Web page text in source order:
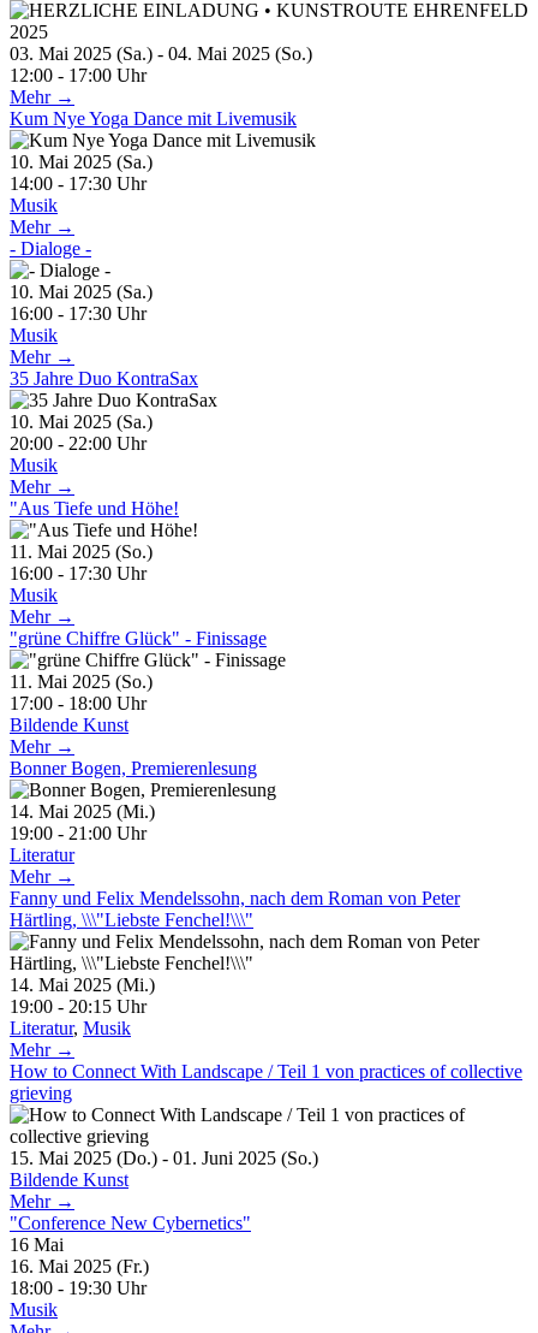
03. Mai 2025 (Sa.) - 04. Mai 2025 (So.)
12:00 - 17:00 Uhr
Mehr →
Kum Nye Yoga Dance mit Livemusik
10. Mai 2025 (Sa.)
14:00 - 17:30 Uhr
Musik
Mehr →
- Dialoge -
10. Mai 2025 (Sa.)
16:00 - 17:30 Uhr
Musik
Mehr →
35 Jahre Duo KontraSax
10. Mai 2025 (Sa.)
20:00 - 22:00 Uhr
Musik
Mehr →
"Aus Tiefe und Höhe!
11. Mai 2025 (So.)
16:00 - 17:30 Uhr
Musik
Mehr →
"grüne Chiffre Glück" - Finissage
11. Mai 2025 (So.)
17:00 - 18:00 Uhr
Bildende Kunst
Mehr →
Bonner Bogen, Premierenlesung
14. Mai 2025 (Mi.)
19:00 - 21:00 Uhr
Literatur
Mehr →
Fanny und Felix Mendelssohn, nach dem Roman von Peter
Härtling, \\\"Liebste Fenchel!\\\"
14. Mai 2025 (Mi.)
19:00 - 20:15 Uhr
Literatur, Musik
Mehr →
How to Connect With Landscape / Teil 1 von practices of collective
grieving
15. Mai 2025 (Do.) - 01. Juni 2025 (So.)
Bildende Kunst
Mehr →
"Conference New Cybernetics"
16 Mai
16. Mai 2025 (Fr.)
18:00 - 19:30 Uhr
Musik